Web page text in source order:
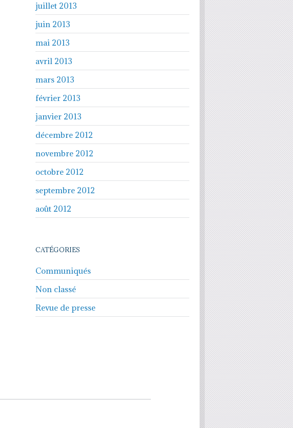
juillet 2013
juin 2013
mai 2013
avril 2013
mars 2013
février 2013
janvier 2013
décembre 2012
novembre 2012
octobre 2012
septembre 2012
août 2012
CATÉGORIES
Communiqués
Non classé
Revue de presse